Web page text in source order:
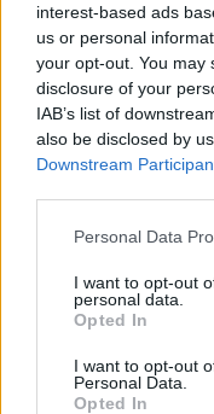
interest-based ads
us or personal
your opt-out. You may
disclosure of your
IAB’s list of
also be disclosed by
Downstream
Personal Data
I want to opt-out
personal data.
Opted In
I want to opt-out
Personal Data.
Opted In